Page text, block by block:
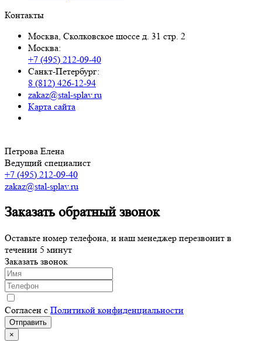
Контакты
Москва, Сколковское шоссе д. 31 стр. 2
Москва:
+7 (495) 212-09-40
Санкт-Петербург:
8 (812) 426-12-94
zakaz@stal-splav.ru
Карта сайта
Петрова Елена
Ведущий специалист
+7 (495) 212-09-40
zakaz@stal-splav.ru
Заказать обратный звонок
Оставьте номер телефона, и наш менеджер перезвонит в
течении 5 минут
Заказать звонок
Согласен с Политикой конфиденциальности
×